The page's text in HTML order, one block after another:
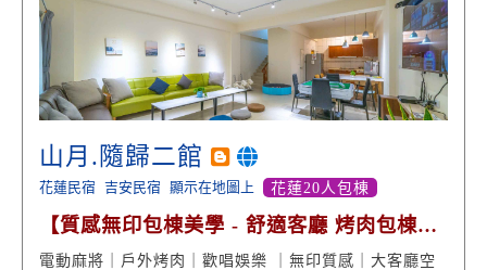
山月.隨歸二館
花蓮民宿 吉安民宿 顯示在地圖上 花蓮20人包棟
【質感無印包棟美學 - 舒適客廳 烤肉包棟歡
唱 】
電動麻將｜戶外烤肉｜歡唱娛樂 ｜無印質感｜大客廳空